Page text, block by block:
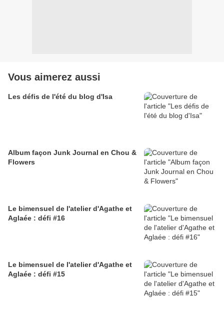
Vous aimerez aussi
Les défis de l'été du blog d'Isa
Album façon Junk Journal en Chou &
Flowers
Le bimensuel de l'atelier d'Agathe et
Aglaée : défi #16
Le bimensuel de l'atelier d'Agathe et
Aglaée : défi #15